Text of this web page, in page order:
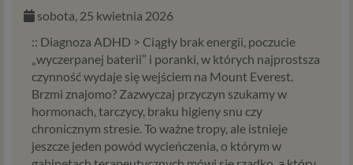
sobota, 25 kwietnia 2026
:: Diagnoza ADHD > Ciągły brak energii, poczucie
„wyczerpanej baterii” i poranki, w których najprostsza
czynność wydaje się wejściem na Mount Everest.
Brzmi znajomo? Zazwyczaj przyczyn szukamy w
hormonach, tarczycy, braku higieny snu czy
chronicznym stresie. To ważne tropy, ale istnieje
jeszcze jeden powód wycieńczenia, o którym w